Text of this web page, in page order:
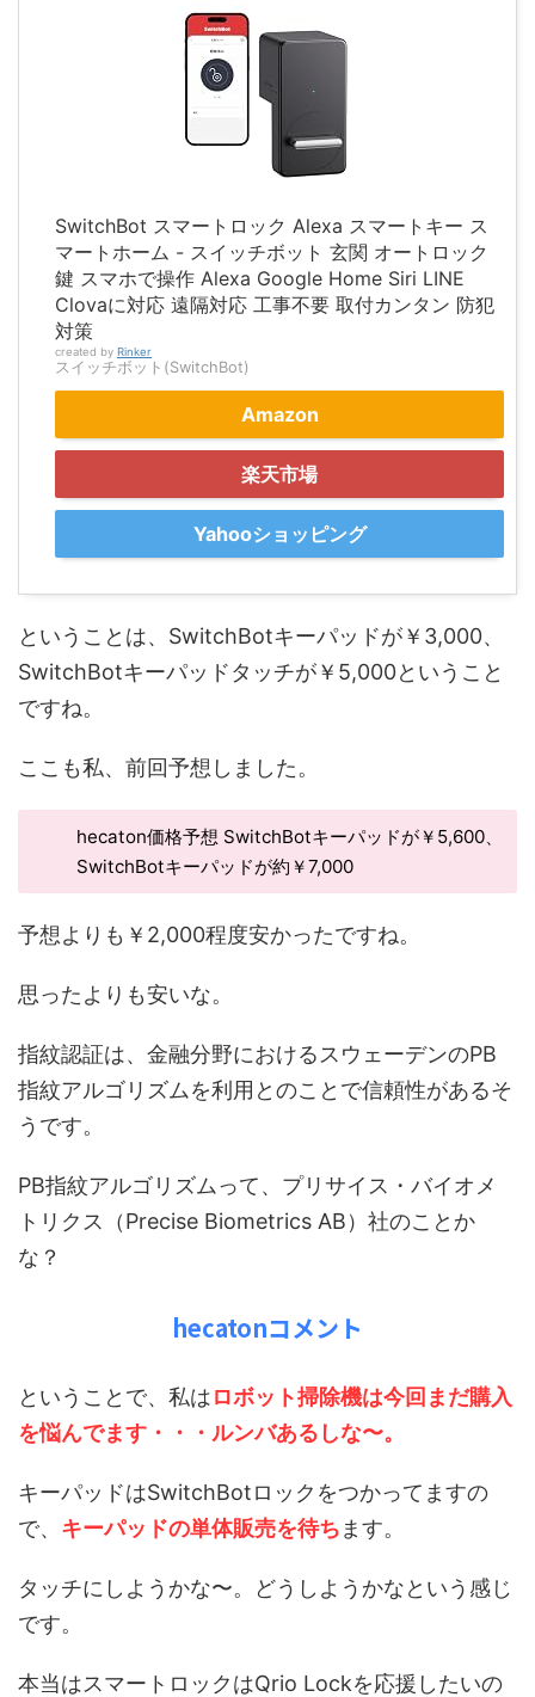
SwitchBot スマートロック Alexa スマートキー ス
マートホーム - スイッチボット 玄関 オートロック
鍵 スマホで操作 Alexa Google Home Siri LINE
Clovaに対応 遠隔対応 工事不要 取付カンタン 防犯
対策
created by Rinker
スイッチボット(SwitchBot)
Amazon
楽天市場
Yahooショッピング
ということは、SwitchBotキーパッドが￥3,000、
SwitchBotキーパッドタッチが￥5,000ということ
ですね。
ここも私、前回予想しました。
hecaton価格予想 SwitchBotキーパッドが￥5,600、
SwitchBotキーパッドが約￥7,000
予想よりも￥2,000程度安かったですね。
思ったよりも安いな。
指紋認証は、金融分野におけるスウェーデンのPB
指紋アルゴリズムを利用とのことで信頼性があるそ
うです。
PB指紋アルゴリズムって、プリサイス・バイオメ
トリクス（Precise Biometrics AB）社のことか
な？
hecatonコメント
ということで、私はロボット掃除機は今回まだ購入
を悩んでます・・・ルンバあるしな〜。
キーパッドはSwitchBotロックをつかってますの
で、 キーパッドの単体販売を待ち ます。
タッチにしようかな〜。どうしようかなという感じ
です。
本当はスマートロックはQrio Lockを応援したいの